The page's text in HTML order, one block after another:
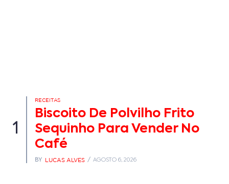
1
RECEITAS
Biscoito De Polvilho Frito
Sequinho Para Vender No
Café
BY LUCAS ALVES AGOSTO 6, 2026